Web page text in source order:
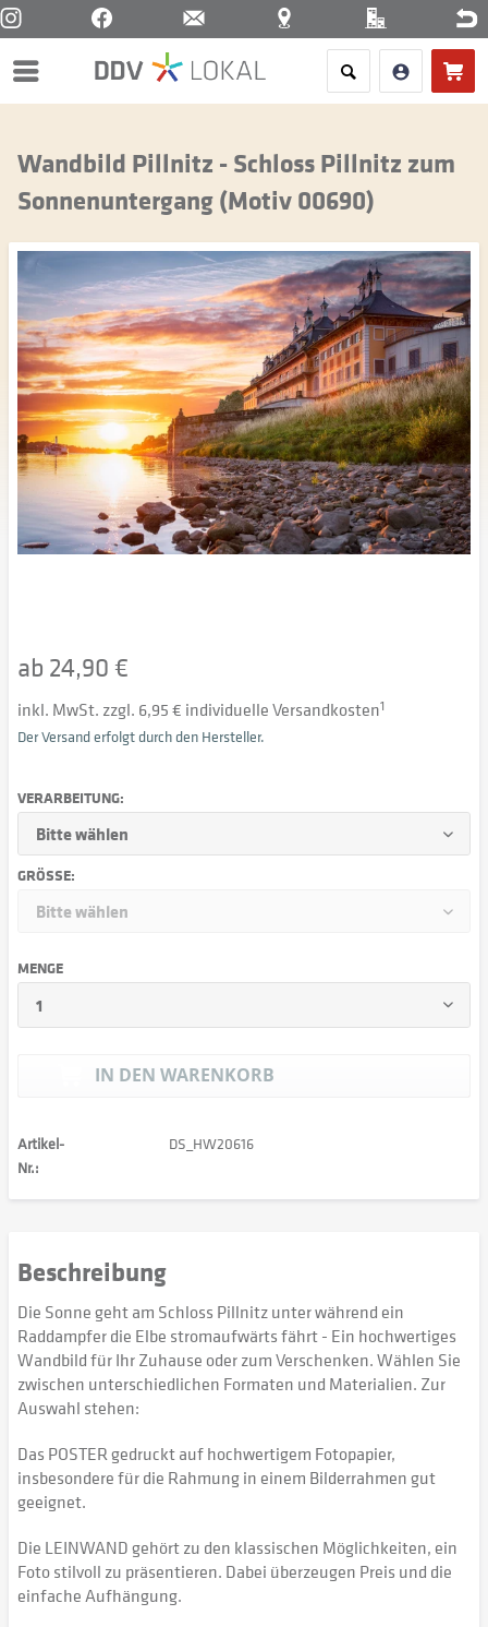
Menü
Wandbild Pillnitz - Schloss Pillnitz zum
Sonnenuntergang (Motiv 00690)
ab 24,90 €
inkl. MwSt. zzgl. 6,95 € individuelle Versandkosten1
Der Versand erfolgt durch den Hersteller.
VERARBEITUNG:
GRÖSSE:
MENGE
IN DEN WARENKORB
Artikel-
Nr.:
DS_HW20616
Beschreibung
Die Sonne geht am Schloss Pillnitz unter während ein
Raddampfer die Elbe stromaufwärts fährt - Ein hochwertiges
Wandbild für Ihr Zuhause oder zum Verschenken. Wählen Sie
zwischen unterschiedlichen Formaten und Materialien. Zur
Auswahl stehen:
Das POSTER gedruckt auf hochwertigem Fotopapier,
insbesondere für die Rahmung in einem Bilderrahmen gut
geeignet.
Die LEINWAND gehört zu den klassischen Möglichkeiten, ein
Foto stilvoll zu präsentieren. Dabei überzeugen Preis und die
einfache Aufhängung.